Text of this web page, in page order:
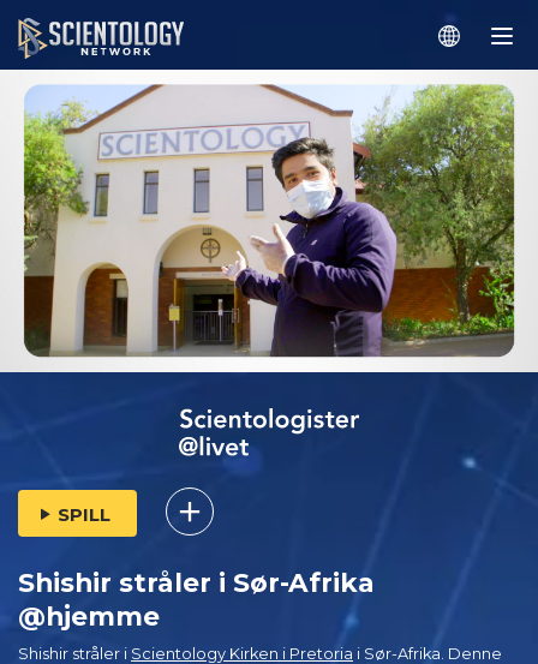
SPILL
Shishir stråler i Sør-Afrika
@hjemme
Shishir stråler i Scientology Kirken i Pretoria i Sør-Afrika. Denne